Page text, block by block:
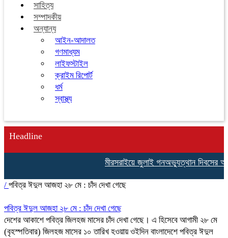
সাহিত্য
সম্পাদকীয়
অন্যান্য
আইন-আদালত
গণমাধ্যম
লাইফস্টাইল
ক্রাইম রিপোর্ট
ধর্ম
স্বাস্থ্য
Headline
মীরসরাইয়ে জুলাই গনঅভ্যুত্থান দিবসের
/ পবিত্র ঈদুল আজহা ২৮ মে : চাঁদ দেখা গেছে
পবিত্র ঈদুল আজহা ২৮ মে : চাঁদ দেখা গেছে
দেশের আকাশে পবিত্র জিলহজ মাসের চাঁদ দেখা গেছে। এ হিসেবে আগামী ২৮ মে
(বৃহস্পতিবার) জিলহজ মাসের ১০ তারিখ হওয়ায় ওইদিন বাংলাদেশে পবিত্র ঈদুল